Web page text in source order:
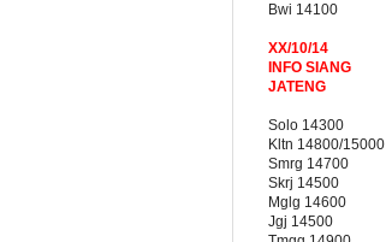
Bwi 14100
XX/10/14
INFO SIANG
JATENG
Solo 14300
Kltn 14800/15000
Smrg 14700
Skrj 14500
Mglg 14600
Jgj 14500